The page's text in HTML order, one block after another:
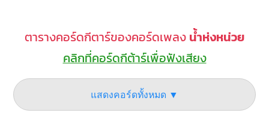
ตารางคอร์ดกีตาร์ของคอร์ดเพลง น้ำห่งหน่วย
คลิกที่คอร์ดกีต้าร์เพื่อฟังเสียง
แสดงคอร์ดทั้งหมด ▼